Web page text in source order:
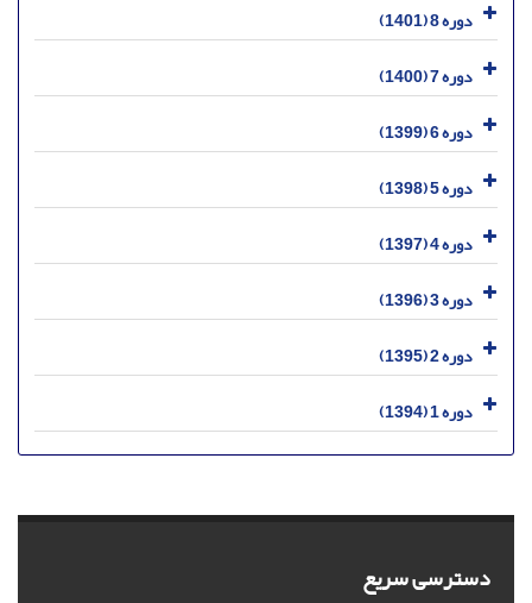
دوره 8 (1401)
دوره 7 (1400)
دوره 6 (1399)
دوره 5 (1398)
دوره 4 (1397)
دوره 3 (1396)
دوره 2 (1395)
دوره 1 (1394)
دسترسی سریع